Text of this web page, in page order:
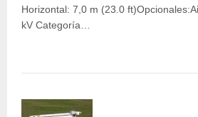
Horizontal: 7,0 m (23.0
kV Categoría…